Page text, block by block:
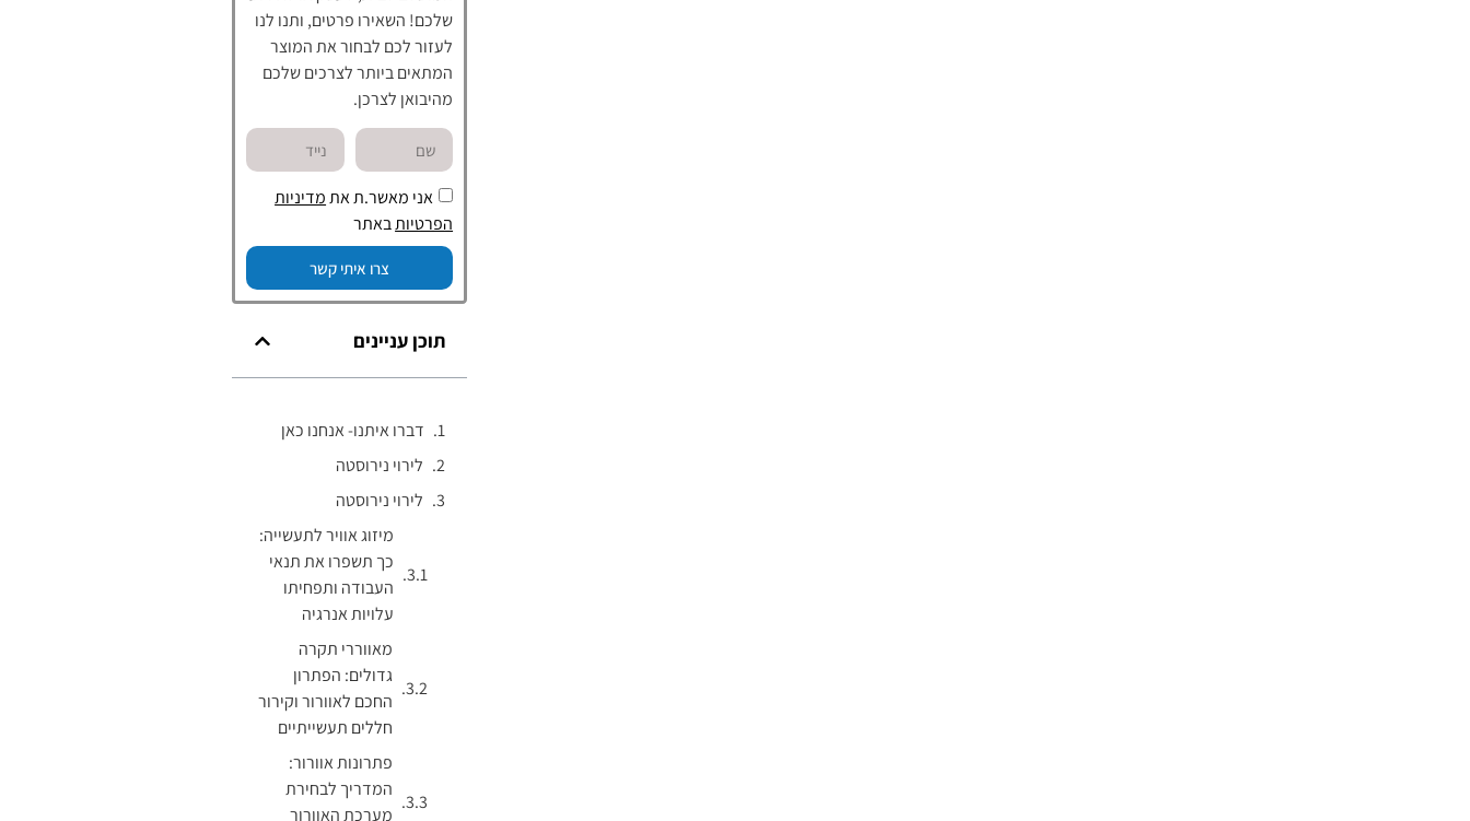
שלכם! השאירו פרטים, ותנו לנו
לעזור לכם לבחור את המוצר
המתאים ביותר לצרכים שלכם
מהיבואן לצרכן.
אני מאשר.ת אתמדיניות
הפרטיותבאתר
צרו איתי קשר
תוכן עניינים
דברו איתנו- אנחנו כאן
לירוי נירוסטה
לירוי נירוסטה
מיזוג אוויר לתעשייה:
כך תשפרו את תנאי
העבודה ותפחיתו
עלויות אנרגיה
מאווררי תקרה
גדולים: הפתרון
החכם לאוורור וקירור
חללים תעשייתיים
פתרונות אוורור:
המדריך לבחירת
מערכת האוורור